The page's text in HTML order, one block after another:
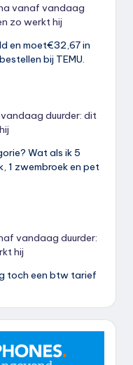
vanaf vandaag
zo werkt hij
en moet€32,67 in
bij TEMU.
duurder: dit
Wat als ik 5
1 zwembroek en pet
vandaag duurder:
hij
toch een btw tarief